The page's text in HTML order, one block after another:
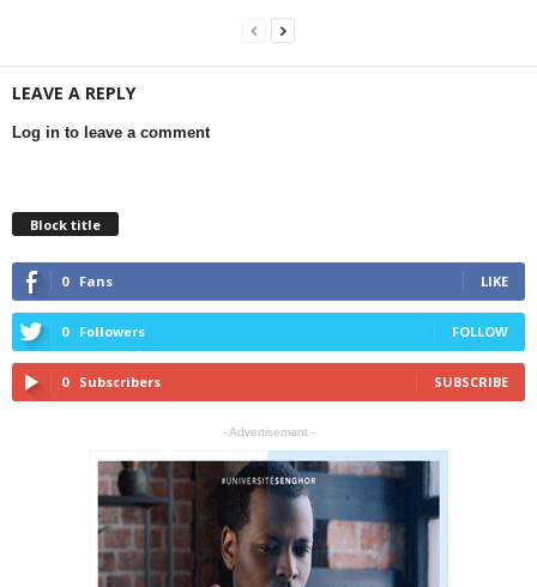
LEAVE A REPLY
Log in to leave a comment
Block title
0 Fans LIKE
0 Followers FOLLOW
0 Subscribers SUBSCRIBE
- Advertisement -